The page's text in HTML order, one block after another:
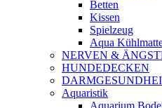
Betten
Kissen
Spielzeug
Aqua
NERVEN &
HUNDEDECKEN
Aquaristik
Aquarium